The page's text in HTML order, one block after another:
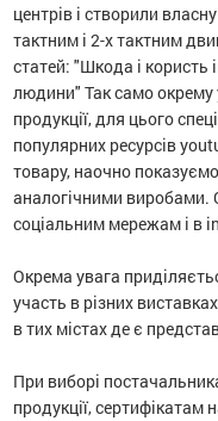
центрів і створили
тактним і 2-х тактним
статей: "Шкода і користь
людини" Так само окрему
продукції, для цього
популярних ресурсів
товару, наочно
аналогічними виробами.
соціальним мережам і в
Окрема увага
участь в різних
в тих містах де є
При виборі
продукції, сертифікатам